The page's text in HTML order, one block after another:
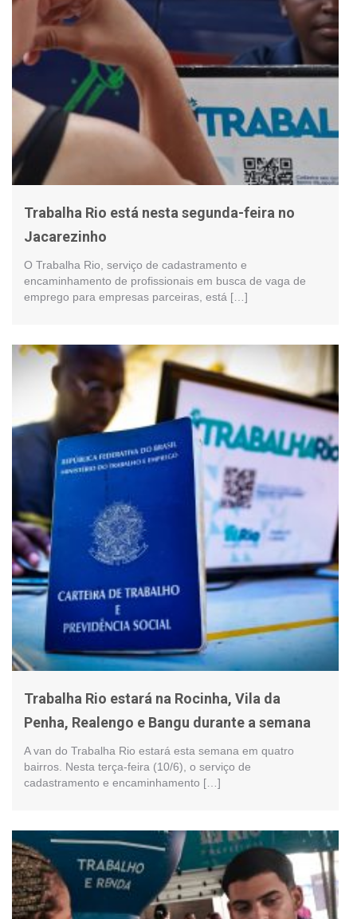
Trabalha Rio está nesta segunda-feira no
Jacarezinho
O Trabalha Rio, serviço de cadastramento e
encaminhamento de profissionais em busca de vaga de
emprego para empresas parceiras, está […]
Trabalha Rio estará na Rocinha, Vila da
Penha, Realengo e Bangu durante a semana
A van do Trabalha Rio estará esta semana em quatro
bairros. Nesta terça-feira (10/6), o serviço de
cadastramento e encaminhamento […]